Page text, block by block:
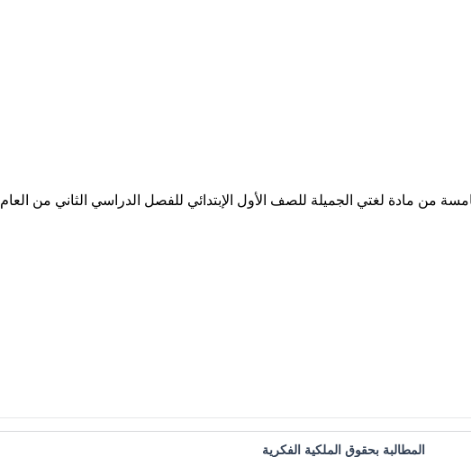
مادة لغتي الجميلة للصف الأول الإبتدائي للفصل الدراسي الثاني من العام 1443 هـ
المطالبة بحقوق الملكية الفكرية